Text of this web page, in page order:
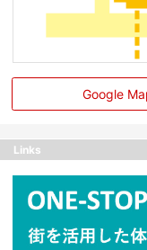
Google
Links